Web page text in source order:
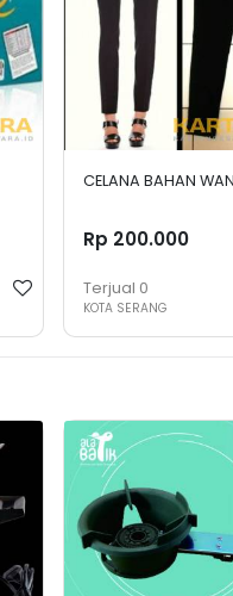
CELANA BAHAN
Rp 200.000
Terjual 0
KOTA SERANG